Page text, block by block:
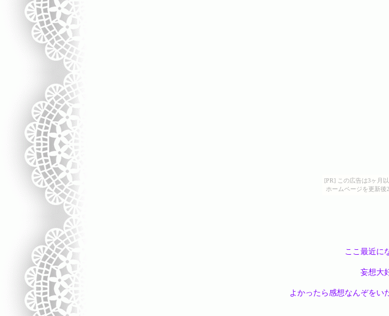
[PR] この広告は3ヶ月
ホームページを更新後
ここ最近に
妄想大
よかったら感想なんぞをい